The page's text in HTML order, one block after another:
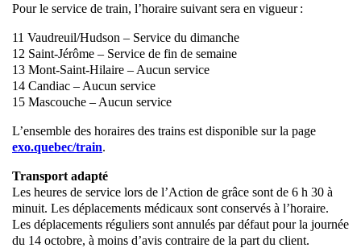
Pour le service de train, l’horaire suivant sera en vigueur :
11 Vaudreuil/Hudson – Service du dimanche
12 Saint-Jérôme – Service de fin de semaine
13 Mont-Saint-Hilaire – Aucun service
14 Candiac – Aucun service
15 Mascouche – Aucun service
L’ensemble des horaires des trains est disponible sur la page
exo.quebec/train.
Transport adapté
Les heures de service lors de l’Action de grâce sont de 6 h 30 à
minuit. Les déplacements médicaux sont conservés à l’horaire.
Les déplacements réguliers sont annulés par défaut pour la journée
du 14 octobre, à moins d’avis contraire de la part du client.